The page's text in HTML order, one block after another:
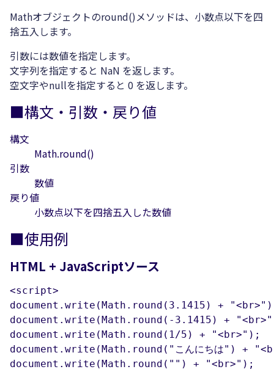
Mathオブジェクトのround()メソッドは、小数点以下を四
捨五入します。
引数には数値を指定します。
文字列を指定すると NaN を返します。
空文字やnullを指定すると 0 を返します。
■構文・引数・戻り値
構文
Math.round()
引数
数値
戻り値
小数点以下を四捨五入した数値
■使用例
HTML + JavaScriptソース
<script>
document.write(Math.round(3.1415) + "<br>");
document.write(Math.round(-3.1415) + "<br>");
document.write(Math.round(1/5) + "<br>");	//1
document.write(Math.round("こんにちは") + "<br>");
document.write(Math.round("") + "<br>");	//0